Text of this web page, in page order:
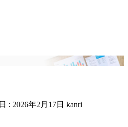
: 2026年2月17日 kanri